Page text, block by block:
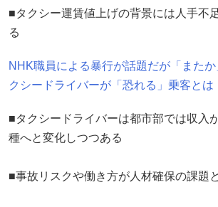
■タクシー運賃値上げの背景には人手不
る
NHK職員による暴行が話題だが「また
クシードライバーが「恐れる」乗客とは
■タクシードライバーは都市部では収入
種へと変化しつつある
■事故リスクや働き方が人材確保の課題